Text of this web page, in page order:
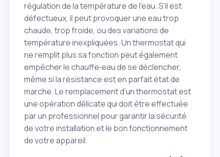
régulation de la température de l'eau. S'il est
défectueux, il peut provoquer une eau trop
chaude, trop froide, ou des variations de
température inexpliquées. Un thermostat qui
ne remplit plus sa fonction peut également
empêcher le chauffe‑eau de se déclencher,
même si la résistance est en parfait état de
marche. Le remplacement d'un thermostat est
une opération délicate qui doit être effectuée
par un professionnel pour garantir la sécurité
de votre installation et le bon fonctionnement
de votre appareil.